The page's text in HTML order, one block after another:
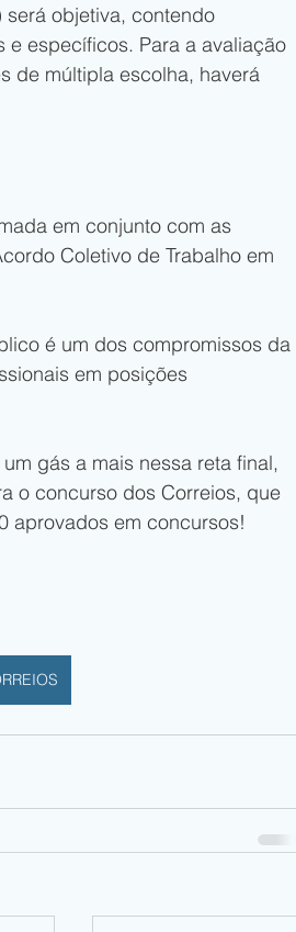
objetiva, contendo
específicos. Para a avaliação
de múltipla escolha, haverá
em conjunto com as
Coletivo de Trabalho em
é um dos compromissos da
em posições
gás a mais nessa reta final,
o concurso dos Correios, que
aprovados em concursos!